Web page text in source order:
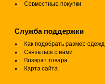
Совместные покупки
Служба поддержки
Как подобрать размер
Связаться с нами
Возврат товара
Карта сайта